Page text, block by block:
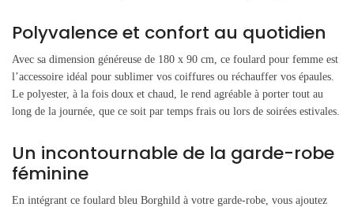
Polyvalence et confort au quotidien
Avec sa dimension généreuse de 180 x 90 cm, ce foulard pour femme est
l’accessoire idéal pour sublimer vos coiffures ou réchauffer vos épaules.
Le polyester, à la fois doux et chaud, le rend agréable à porter tout au
long de la journée, que ce soit par temps frais ou lors de soirées estivales.
Un incontournable de la garde-robe
féminine
En intégrant ce foulard bleu Borghild à votre garde-robe, vous ajoutez